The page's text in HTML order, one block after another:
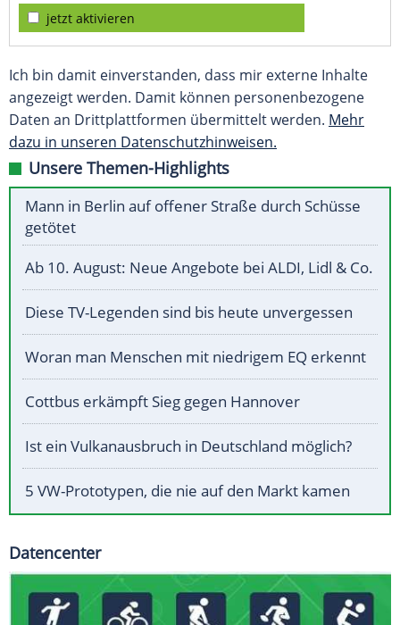
jetzt aktivieren
Ich bin damit einverstanden, dass mir externe Inhalte
angezeigt werden. Damit können personenbezogene
Daten an Drittplattformen übermittelt werden. Mehr
dazu in unseren Datenschutzhinweisen.
Unsere Themen-Highlights
Mann in Berlin auf offener Straße durch Schüsse
getötet
Ab 10. August: Neue Angebote bei ALDI, Lidl & Co.
Diese TV-Legenden sind bis heute unvergessen
Woran man Menschen mit niedrigem EQ erkennt
Cottbus erkämpft Sieg gegen Hannover
Ist ein Vulkanausbruch in Deutschland möglich?
5 VW-Prototypen, die nie auf den Markt kamen
Datencenter